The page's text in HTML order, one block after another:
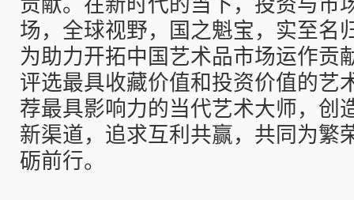
贡献。在新时代的当下，投资与市
场，全球视野，国之魁宝，实至名
为助力开拓中国艺术品市场运作贡
评选最具收藏价值和投资价值的艺
荐最具影响力的当代艺术大师，创
新渠道，追求互利共赢，共同为繁
砺前行。